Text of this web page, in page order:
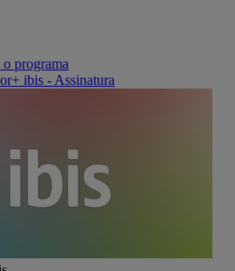
programa
ibis - Assinatura